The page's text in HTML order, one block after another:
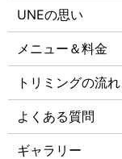
UNEの思い
メニュー＆料金
トリミングの流れ
よくある質問
ギャラリー